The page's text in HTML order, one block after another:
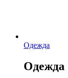
Одежда
Одежда